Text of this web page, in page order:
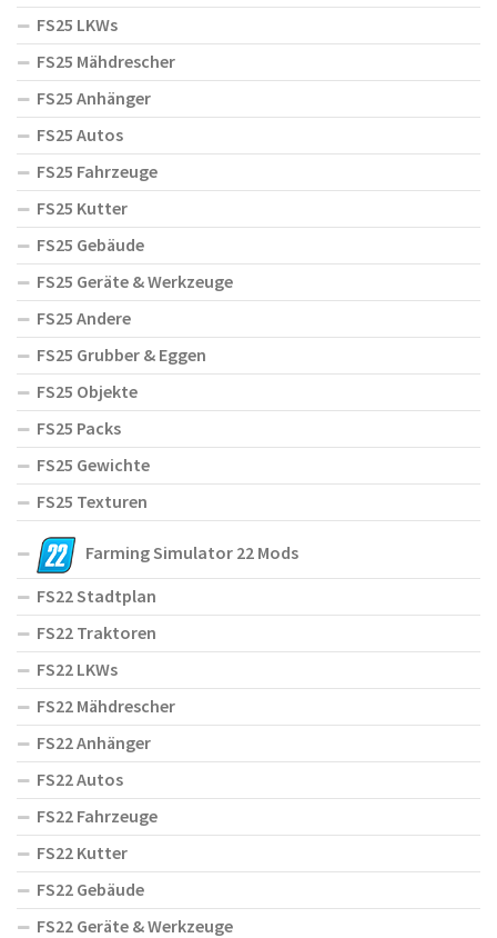
FS25 LKWs
FS25 Mähdrescher
FS25 Anhänger
FS25 Autos
FS25 Fahrzeuge
FS25 Kutter
FS25 Gebäude
FS25 Geräte & Werkzeuge
FS25 Andere
FS25 Grubber & Eggen
FS25 Objekte
FS25 Packs
FS25 Gewichte
FS25 Texturen
Farming Simulator 22 Mods
FS22 Stadtplan
FS22 Traktoren
FS22 LKWs
FS22 Mähdrescher
FS22 Anhänger
FS22 Autos
FS22 Fahrzeuge
FS22 Kutter
FS22 Gebäude
FS22 Geräte & Werkzeuge